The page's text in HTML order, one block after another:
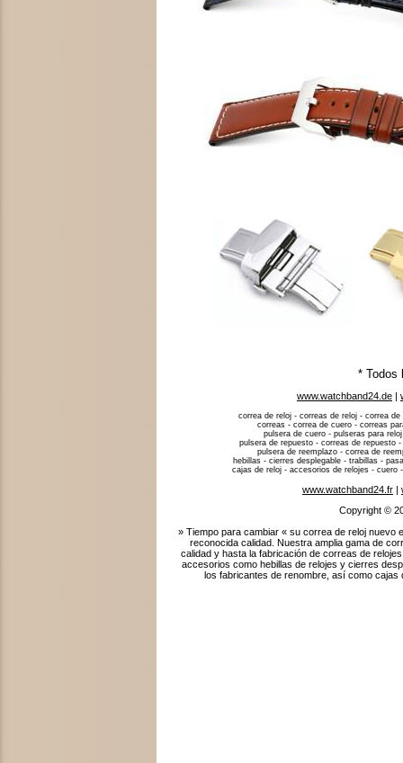
* Todos
www.watchband24.de |
correa de reloj - correas de reloj - correa
correas - correa de cuero - correas
pulsera de cuero - pulseras para
pulsera de repuesto - correas de repuesto
pulsera de reemplazo - correa de
hebillas - cierres desplegable - trabillas -
cajas de reloj - accesorios de relojes - cuero
www.watchband24.fr |
Copyright ©
» Tiempo para cambiar « su correa de reloj nuevo
reconocida calidad. Nuestra amplia gama de
calidad y hasta la fabricación de correas de
accesorios como hebillas de relojes y cierres
los fabricantes de renombre, así como